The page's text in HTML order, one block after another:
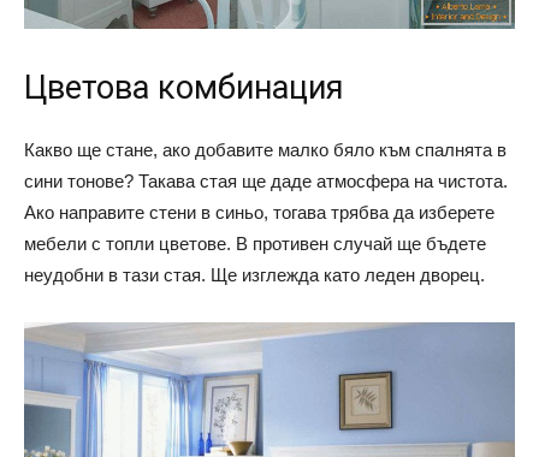
Цветова комбинация
Какво ще стане, ако добавите малко бяло към спалнята в
сини тонове? Такава стая ще даде атмосфера на чистота.
Ако направите стени в синьо, тогава трябва да изберете
мебели с топли цветове. В противен случай ще бъдете
неудобни в тази стая. Ще изглежда като леден дворец.